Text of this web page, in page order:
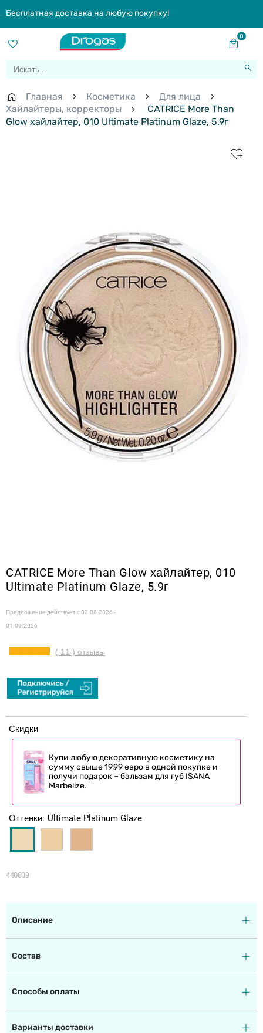
Бесплатная доставка на любую покупку!
0
Главная Косметика
Для лица
Хайлайтеры, корректоры
CATRICE More Than
Glow хайлайтер, 010 Ultimate Platinum Glaze, 5.9г
CATRICE More Than Glow хайлайтер, 010
Ultimate Platinum Glaze, 5.9г
Предложение действует с02.08.2026 -
01.09.2026
( 11 ) отзывы
440809
Оттенки Ultimate Platinum Glaze
Скидки
Купи любую декоративную косметику на
сумму свыше 19,99 евро в одной покупке и
получи подарок – бальзам для губ ISANA
Marbelize.
Описание
Состав
Способы оплаты
Варианты доставки